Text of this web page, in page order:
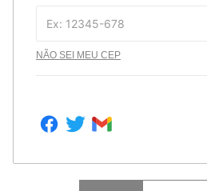
NÃO SEI MEU CEP